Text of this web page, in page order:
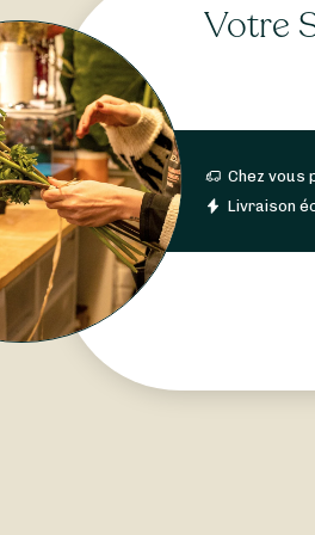
Votre
Chez vous
Livraison